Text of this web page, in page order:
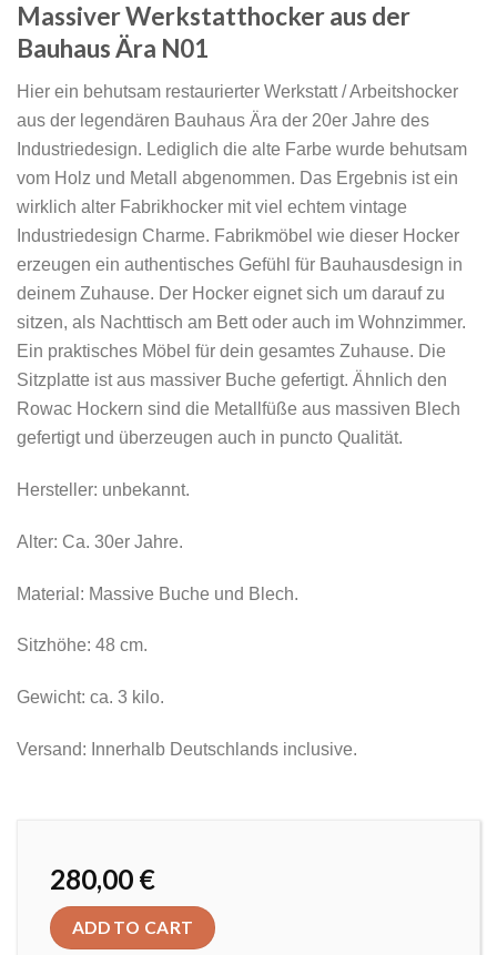
Massiver Werkstatthocker aus der
Bauhaus Ära N01
Hier ein behutsam restaurierter Werkstatt / Arbeitshocker
aus der legendären Bauhaus Ära der 20er Jahre des
Industriedesign. Lediglich die alte Farbe wurde behutsam
vom Holz und Metall abgenommen. Das Ergebnis ist ein
wirklich alter Fabrikhocker mit viel echtem vintage
Industriedesign Charme. Fabrikmöbel wie dieser Hocker
erzeugen ein authentisches Gefühl für Bauhausdesign in
deinem Zuhause. Der Hocker eignet sich um darauf zu
sitzen, als Nachttisch am Bett oder auch im Wohnzimmer.
Ein praktisches Möbel für dein gesamtes Zuhause. Die
Sitzplatte ist aus massiver Buche gefertigt. Ähnlich den
Rowac Hockern sind die Metallfüße aus massiven Blech
gefertigt und überzeugen auch in puncto Qualität.
Hersteller: unbekannt.
Alter: Ca. 30er Jahre.
Material: Massive Buche und Blech.
Sitzhöhe: 48 cm.
Gewicht: ca. 3 kilo.
Versand: Innerhalb Deutschlands inclusive.
280,00 €
ADD TO CART